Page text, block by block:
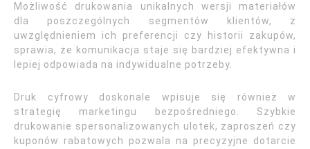
Możliwość drukowania unikalnych wersji materiałów
dla poszczególnych segmentów klientów, z
uwzględnieniem ich preferencji czy historii zakupów,
sprawia, że komunikacja staje się bardziej efektywna i
lepiej odpowiada na indywidualne potrzeby.
Druk cyfrowy doskonale wpisuje się również w
strategię marketingu bezpośredniego. Szybkie
drukowanie spersonalizowanych ulotek, zaproszeń czy
kuponów rabatowych pozwala na precyzyjne dotarcie